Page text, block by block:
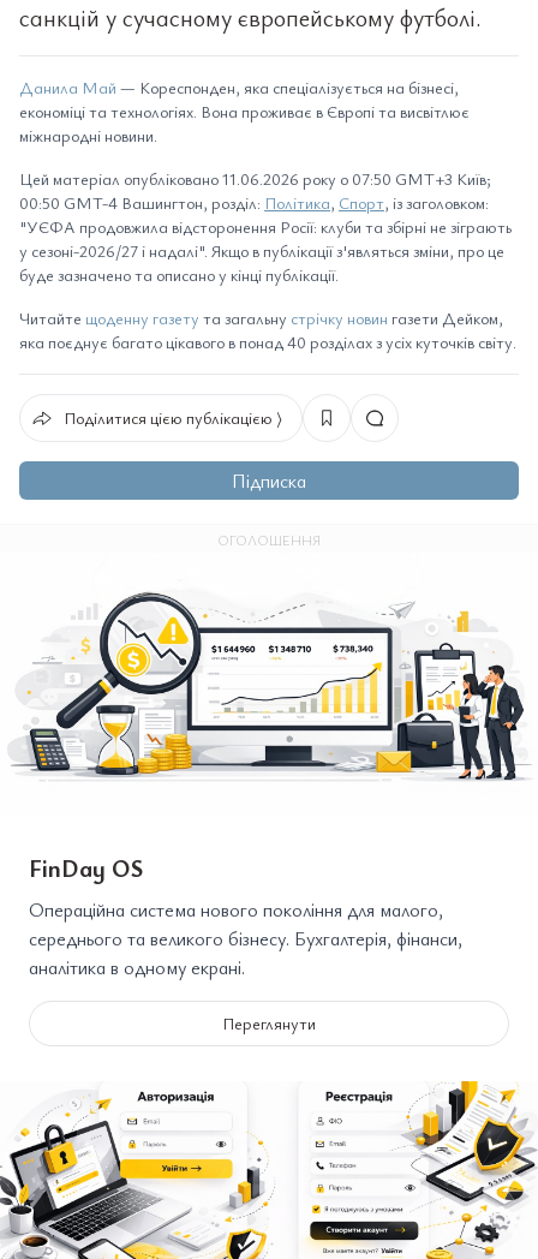
санкцій у сучасному європейському футболі.
Данила Май — Кореспонден, яка спеціалізується на бізнесі,
економіці та технологіях. Вона проживає в Європі та висвітлює
міжнародні новини.
Цей матеріал опубліковано 11.06.2026 року о 07:50 GMT+3 Київ;
00:50 GMT-4 Вашингтон, розділ: Політика, Спорт, із заголовком:
"УЄФА продовжила відсторонення Росії: клуби та збірні не зіграють
у сезоні-2026/27 і надалі". Якщо в публікації з'являться зміни, про це
буде зазначено та описано у кінці публікації.
Читайте щоденну газету та загальну стрічку новин газети Дейком,
яка поєднує багато цікавого в понад 40 розділах з усіх куточків світу.
Поділитися цією публікацією ⟩
Підписка
ОГОЛОШЕННЯ
FinDay OS
Операційна система нового покоління для малого,
середнього та великого бізнесу. Бухгалтерія, фінанси,
аналітика в одному екрані.
Переглянути